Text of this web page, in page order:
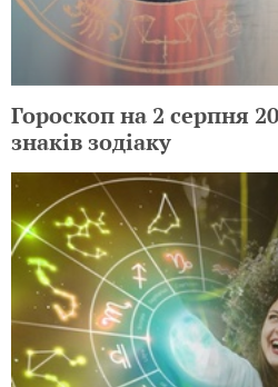
Гороскоп на 2 серпня
знаків зодіаку